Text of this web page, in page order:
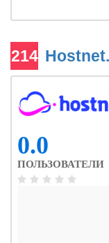
214
0.0
ПОЛЬЗОВАТЕЛИ